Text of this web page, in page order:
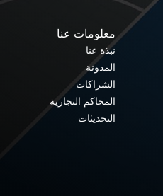
معلومات عنا
نبذة عنا
المدونة
الشراكات
المحاكم التجارية
التحديثات